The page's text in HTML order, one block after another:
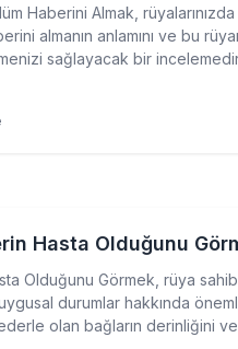
Haberini Almak, rüyalarınızda
almanın anlamını ve bu
sağlayacak bir
Hasta Olduğunu
Olduğunu Görmek, rüya
durumlar hakkında
olan bağların derinliğini